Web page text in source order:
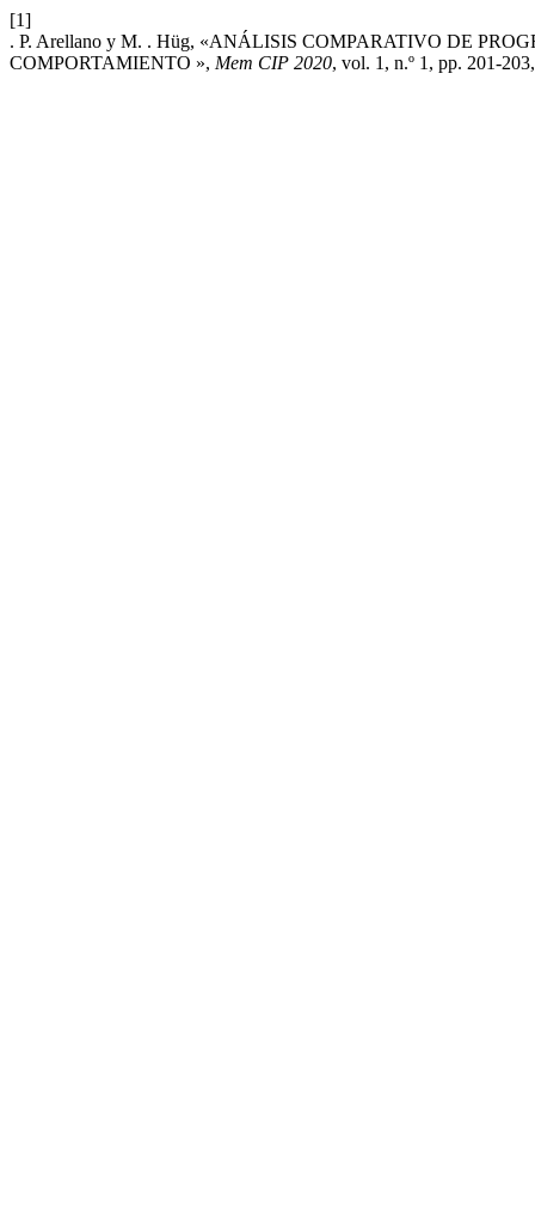
[1]
. P. Arellano y M. . Hüg, «ANÁLISIS COMPARATIVO DE
COMPORTAMIENTO », Mem CIP 2020, vol. 1, n.º 1, pp. 201-